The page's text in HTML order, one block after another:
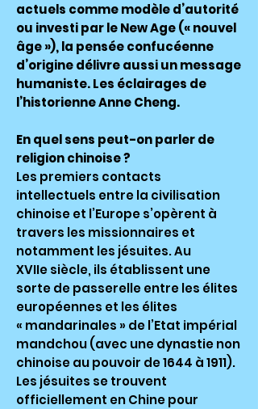
actuels comme modèle d’autorité
ou investi par le New Age (« nouvel
âge »), la pensée confucéenne
d’origine délivre aussi un message
humaniste. Les éclairages de
l’historienne Anne Cheng.
En quel sens peut-on parler de
religion chinoise ?
Les premiers contacts
intellectuels entre la civilisation
chinoise et l’Europe s’opèrent à
travers les missionnaires et
notamment les jésuites. Au
XVIIe siècle, ils établissent une
sorte de passerelle entre les élites
européennes et les élites
« mandarinales » de l’Etat impérial
mandchou (avec une dynastie non
chinoise au pouvoir de 1644 à 1911).
Les jésuites se trouvent
officiellement en Chine pour